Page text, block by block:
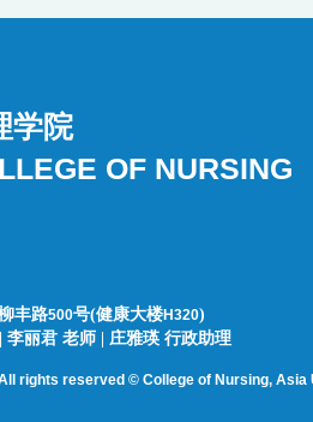
学院
OF NURSING
丰路500号(健康大楼H320)
李丽君 老师 | 庄雅瑛 行政助理
rights reserved © College of Nursing, Asia